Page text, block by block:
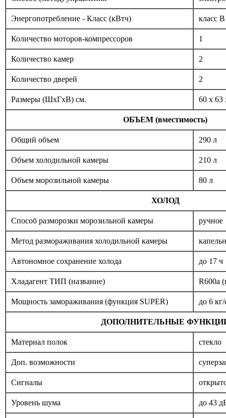
Энергопотребление - Класс (кВтч) класс B
Количество моторов-компрессоров 1
Количество камер 2
Количество дверей 2
Размеры (ШxГxВ) см. 60 x 63
ОБЪЕМ (вместимость)
Общий объем 290 л
Объем холодильной камеры 210 л
Объем морозильной камеры 80 л
ХОЛОД
Способ разморозки морозильной камеры ручное
Метод размораживания холодильной камеры
Автономное сохранение холода до 17 ч
Хладагент ТИП (название) R600a
Мощность замораживания (функция SUPER) до 6
ДОПОЛНИТЕЛЬНЫЕ
Материал полок стекло
Доп. возможности
Сигналы
Уровень шума до 43